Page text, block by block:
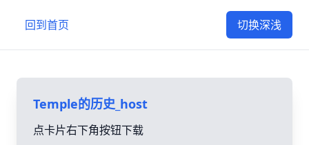
回到首页 切换深浅
Temple的历史_host
点卡片右下角按钮下载